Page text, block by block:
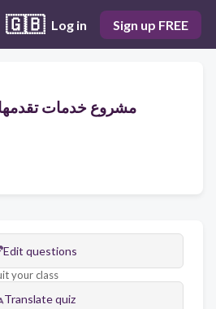
🇬🇧 Log in Sign up FREE
مشروع خدمات تقدمها
Edit questions
your class
Translate quiz